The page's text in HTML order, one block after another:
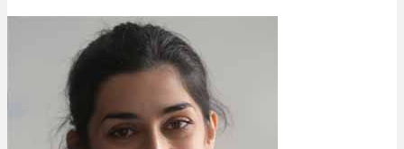
Bewertungen